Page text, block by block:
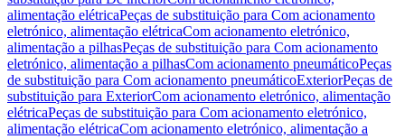
alimentação elétricaPeças de substituição para Com acionamento
eletrónico, alimentação elétricaCom acionamento eletrónico,
alimentação a pilhasPeças de substituição para Com acionamento
eletrónico, alimentação a pilhasCom acionamento pneumáticoPeças
de substituição para Com acionamento pneumáticoExteriorPeças de
substituição para ExteriorCom acionamento eletrónico, alimentação
elétricaPeças de substituição para Com acionamento eletrónico,
alimentação elétricaCom acionamento eletrónico, alimentação a